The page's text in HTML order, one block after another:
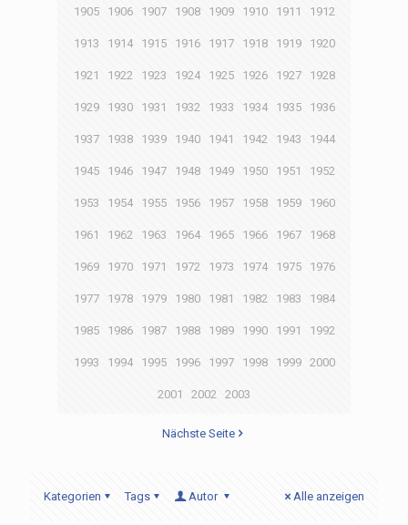
1905 1906 1907 1908 1909 1910 1911 1912
1913 1914 1915 1916 1917 1918 1919 1920
1921 1922 1923 1924 1925 1926 1927 1928
1929 1930 1931 1932 1933 1934 1935 1936
1937 1938 1939 1940 1941 1942 1943 1944
1945 1946 1947 1948 1949 1950 1951 1952
1953 1954 1955 1956 1957 1958 1959 1960
1961 1962 1963 1964 1965 1966 1967 1968
1969 1970 1971 1972 1973 1974 1975 1976
1977 1978 1979 1980 1981 1982 1983 1984
1985 1986 1987 1988 1989 1990 1991 1992
1993 1994 1995 1996 1997 1998 1999 2000
2001 2002 2003
Nächste Seite
Kategorien Tags Autor Alle anzeigen